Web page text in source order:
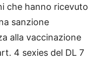
che hanno ricevuto
sanzione
alla vaccinazione
4 sexies del DL 7